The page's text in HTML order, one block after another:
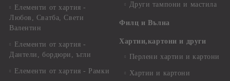
Елементи от хартия -
Любов, Сватба, Свети
Валентин
Елементи от хартия -
Дантели, бордюри, ъгли
Елементи от хартия - Рамки
Други тампони и мастила
Филц и Вълна
Хартии,картони и други
Перлени хартии и картони
Хартии и картони